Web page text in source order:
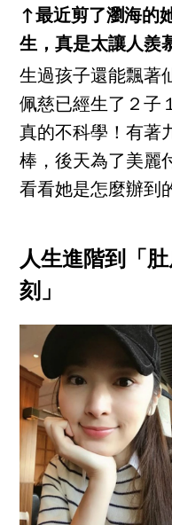
↑最近剪了瀏海的
生，真是太讓人羨
生過孩子還能飄著
佩慈已經生了２子
真的不科學！有著
棒，後天為了美麗
看看她是怎麼辦到
人生進階到「
刻」